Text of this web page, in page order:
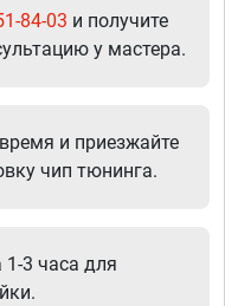
84-03 и получите
у мастера.
и приезжайте
чип тюнинга.
1-3 часа для